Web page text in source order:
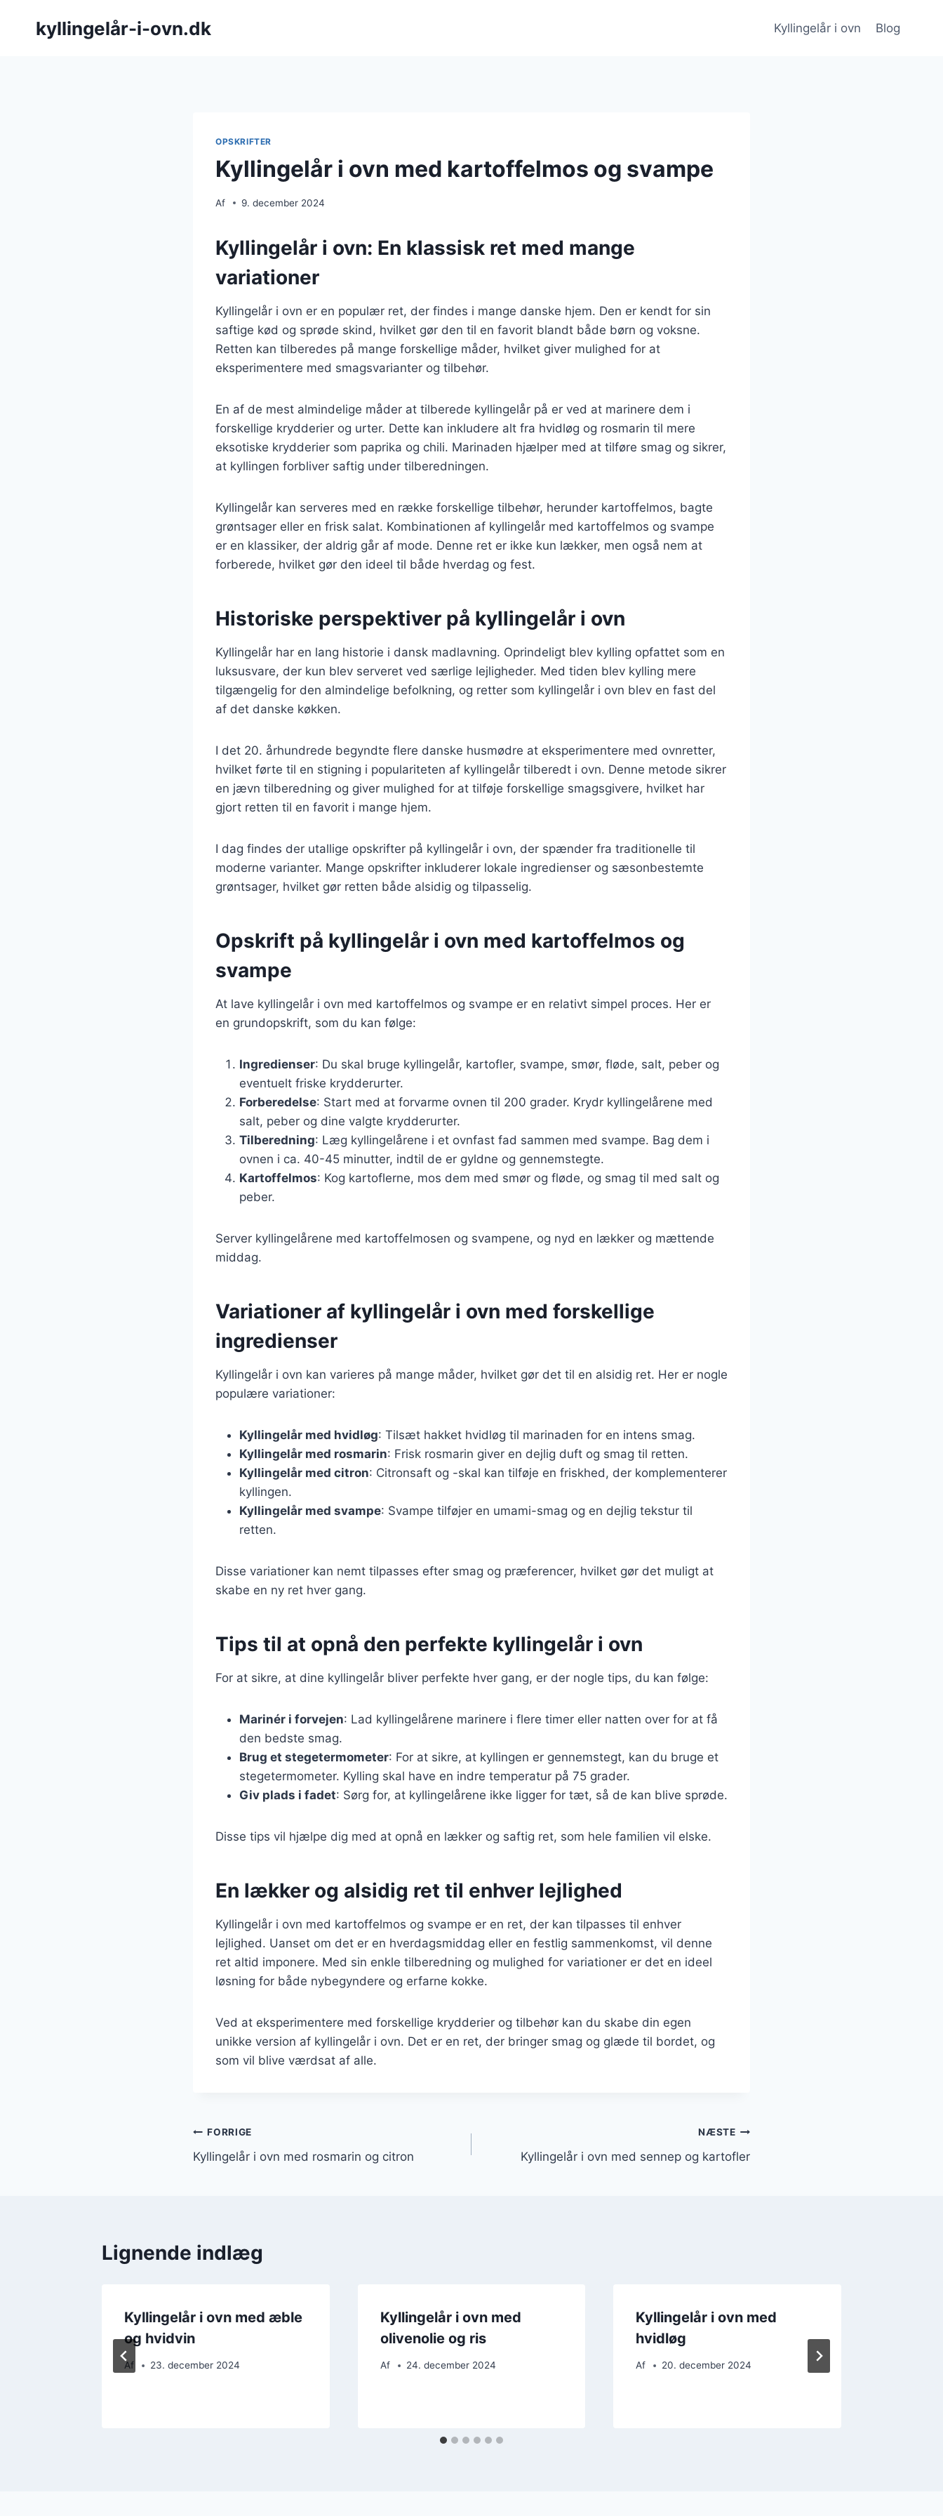
kyllingelår-i-ovn.dk Kyllingelår i ovn Blog
OPSKRIFTER
Kyllingelår i ovn med kartoffelmos og svampe
Af 9. december 2024
Kyllingelår i ovn: En klassisk ret med mange
variationer
Kyllingelår i ovn er en populær ret, der findes i mange danske hjem. Den er kendt for sin
saftige kød og sprøde skind, hvilket gør den til en favorit blandt både børn og voksne.
Retten kan tilberedes på mange forskellige måder, hvilket giver mulighed for at
eksperimentere med smagsvarianter og tilbehør.
En af de mest almindelige måder at tilberede kyllingelår på er ved at marinere dem i
forskellige krydderier og urter. Dette kan inkludere alt fra hvidløg og rosmarin til mere
eksotiske krydderier som paprika og chili. Marinaden hjælper med at tilføre smag og sikrer,
at kyllingen forbliver saftig under tilberedningen.
Kyllingelår kan serveres med en række forskellige tilbehør, herunder kartoffelmos, bagte
grøntsager eller en frisk salat. Kombinationen af kyllingelår med kartoffelmos og svampe
er en klassiker, der aldrig går af mode. Denne ret er ikke kun lækker, men også nem at
forberede, hvilket gør den ideel til både hverdag og fest.
Historiske perspektiver på kyllingelår i ovn
Kyllingelår har en lang historie i dansk madlavning. Oprindeligt blev kylling opfattet som en
luksusvare, der kun blev serveret ved særlige lejligheder. Med tiden blev kylling mere
tilgængelig for den almindelige befolkning, og retter som kyllingelår i ovn blev en fast del
af det danske køkken.
I det 20. århundrede begyndte flere danske husmødre at eksperimentere med ovnretter,
hvilket førte til en stigning i populariteten af kyllingelår tilberedt i ovn. Denne metode sikrer
en jævn tilberedning og giver mulighed for at tilføje forskellige smagsgivere, hvilket har
gjort retten til en favorit i mange hjem.
I dag findes der utallige opskrifter på kyllingelår i ovn, der spænder fra traditionelle til
moderne varianter. Mange opskrifter inkluderer lokale ingredienser og sæsonbestemte
grøntsager, hvilket gør retten både alsidig og tilpasselig.
Opskrift på kyllingelår i ovn med kartoffelmos og
svampe
At lave kyllingelår i ovn med kartoffelmos og svampe er en relativt simpel proces. Her er
en grundopskrift, som du kan følge:
Ingredienser: Du skal bruge kyllingelår, kartofler, svampe, smør, fløde, salt, peber og
eventuelt friske krydderurter.
Forberedelse: Start med at forvarme ovnen til 200 grader. Krydr kyllingelårene med
salt, peber og dine valgte krydderurter.
Tilberedning: Læg kyllingelårene i et ovnfast fad sammen med svampe. Bag dem i
ovnen i ca. 40-45 minutter, indtil de er gyldne og gennemstegte.
Kartoffelmos: Kog kartoflerne, mos dem med smør og fløde, og smag til med salt og
peber.
Server kyllingelårene med kartoffelmosen og svampene, og nyd en lækker og mættende
middag.
Variationer af kyllingelår i ovn med forskellige
ingredienser
Kyllingelår i ovn kan varieres på mange måder, hvilket gør det til en alsidig ret. Her er nogle
populære variationer:
Kyllingelår med hvidløg: Tilsæt hakket hvidløg til marinaden for en intens smag.
Kyllingelår med rosmarin: Frisk rosmarin giver en dejlig duft og smag til retten.
Kyllingelår med citron: Citronsaft og -skal kan tilføje en friskhed, der komplementerer
kyllingen.
Kyllingelår med svampe: Svampe tilføjer en umami-smag og en dejlig tekstur til
retten.
Disse variationer kan nemt tilpasses efter smag og præferencer, hvilket gør det muligt at
skabe en ny ret hver gang.
Tips til at opnå den perfekte kyllingelår i ovn
For at sikre, at dine kyllingelår bliver perfekte hver gang, er der nogle tips, du kan følge:
Marinér i forvejen: Lad kyllingelårene marinere i flere timer eller natten over for at få
den bedste smag.
Brug et stegetermometer: For at sikre, at kyllingen er gennemstegt, kan du bruge et
stegetermometer. Kylling skal have en indre temperatur på 75 grader.
Giv plads i fadet: Sørg for, at kyllingelårene ikke ligger for tæt, så de kan blive sprøde.
Disse tips vil hjælpe dig med at opnå en lækker og saftig ret, som hele familien vil elske.
En lækker og alsidig ret til enhver lejlighed
Kyllingelår i ovn med kartoffelmos og svampe er en ret, der kan tilpasses til enhver
lejlighed. Uanset om det er en hverdagsmiddag eller en festlig sammenkomst, vil denne
ret altid imponere. Med sin enkle tilberedning og mulighed for variationer er det en ideel
løsning for både nybegyndere og erfarne kokke.
Ved at eksperimentere med forskellige krydderier og tilbehør kan du skabe din egen
unikke version af kyllingelår i ovn. Det er en ret, der bringer smag og glæde til bordet, og
som vil blive værdsat af alle.
Indlægsnavigation
FORRIGE
Kyllingelår i ovn med rosmarin og citron
NÆSTE
Kyllingelår i ovn med sennep og kartofler
Lignende indlæg
Kyllingelår i ovn med æble
og hvidvin
Af 23. december 2024
Kyllingelår i ovn med
olivenolie og ris
Af 24. december 2024
Kyllingelår i ovn med
hvidløg
Af 20. december 2024